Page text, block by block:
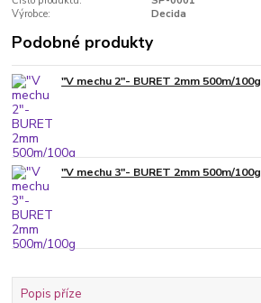
Výrobce:
Decida
Podobné produkty
"V mechu 2"- BURET 2mm 500m/100g
"V mechu 3"- BURET 2mm 500m/100g
Popis příze